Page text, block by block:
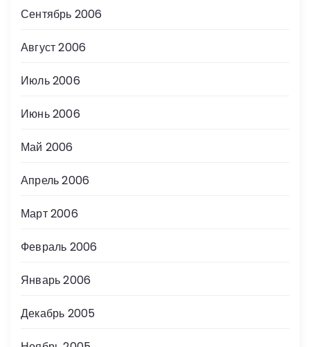
Сентябрь 2006
Август 2006
Июль 2006
Июнь 2006
Май 2006
Апрель 2006
Март 2006
Февраль 2006
Январь 2006
Декабрь 2005